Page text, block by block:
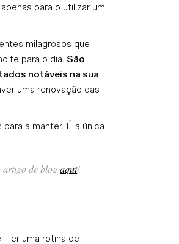
para o utilizar um
milagrosos que
para o dia. São
notáveis na sua
uma renovação das
a manter. É a única
artigo de blogaqui!
Ter uma rotina de